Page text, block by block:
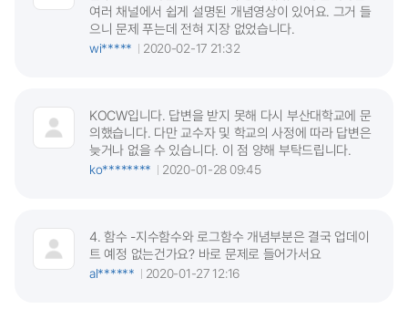
여러 채널에서 쉽게 설명된 개념영상이 있어요. 그거 들
으니 문제 푸는데 전혀 지장 없었습니다.
wi*****
2020-02-17 21:32
KOCW입니다. 답변을 받지 못해 다시 부산대학교에 문
의했습니다. 다만 교수자 및 학교의 사정에 따라 답변은
늦거나 없을 수 있습니다. 이 점 양해 부탁드립니다.
ko********
2020-01-28 09:45
4. 함수 -지수함수와 로그함수 개념부분은 결국 업데이
트 예정 없는건가요? 바로 문제로 들어가서요
al******
2020-01-27 12:16